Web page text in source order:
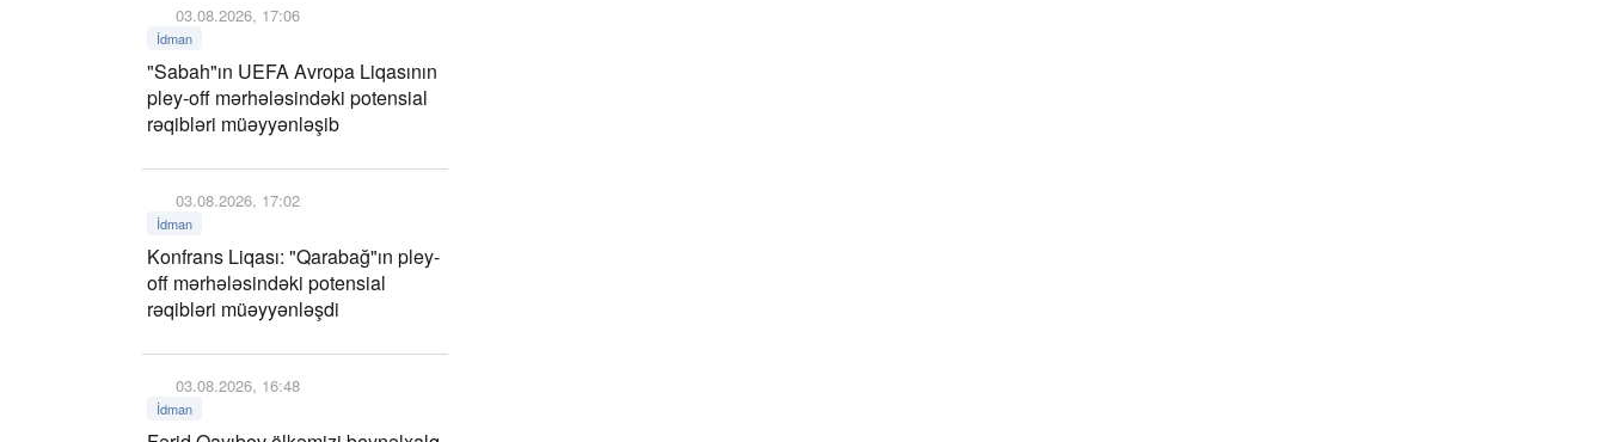
03.08.2026, 17:06
İdman
"Sabah"ın UEFA Avropa Liqasının
pley-off mərhələsindəki potensial
rəqibləri müəyyənləşib
03.08.2026, 17:02
İdman
Konfrans Liqası: "Qarabağ"ın pley-
off mərhələsindəki potensial
rəqibləri müəyyənləşdi
03.08.2026, 16:48
İdman